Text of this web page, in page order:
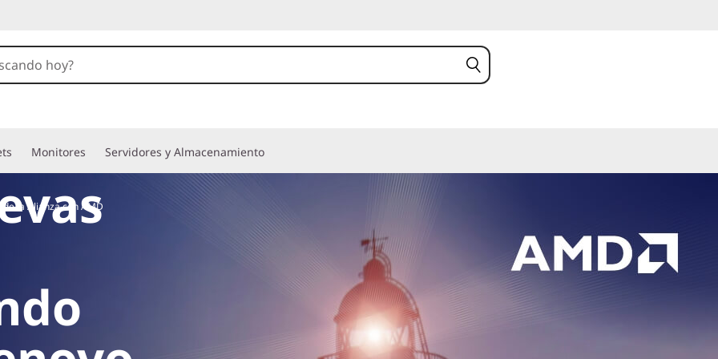
Monitores Servidores y Almacenamiento
la Alianza con AMD